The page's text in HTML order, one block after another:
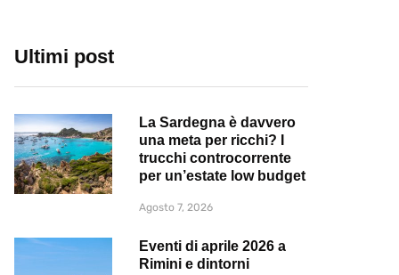
Ultimi post
La Sardegna è davvero
una meta per ricchi? I
trucchi controcorrente
per un’estate low budget
Agosto 7, 2026
Eventi di aprile 2026 a
Rimini e dintorni